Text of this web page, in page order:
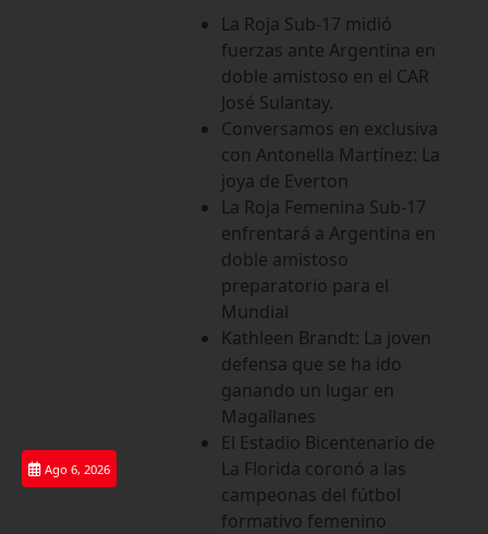
Ago 6, 2026
La Roja Sub-17 midió
fuerzas ante Argentina en
doble amistoso en el CAR
José Sulantay.
Conversamos en exclusiva
con Antonella Martínez: La
joya de Everton
La Roja Femenina Sub-17
enfrentará a Argentina en
doble amistoso
preparatorio para el
Mundial
Kathleen Brandt: La joven
defensa que se ha ido
ganando un lugar en
Magallanes
El Estadio Bicentenario de
La Florida coronó a las
campeonas del fútbol
formativo femenino